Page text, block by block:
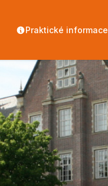
Praktické informace